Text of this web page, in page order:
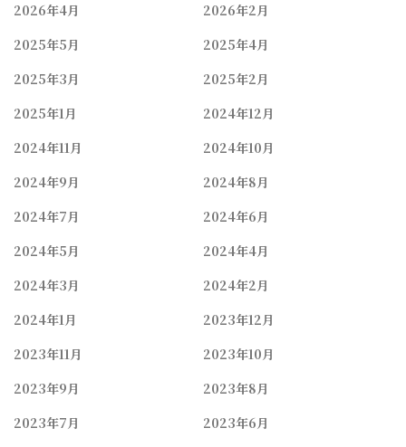
2026年4月
2026年2月
2025年5月
2025年4月
2025年3月
2025年2月
2025年1月
2024年12月
2024年11月
2024年10月
2024年9月
2024年8月
2024年7月
2024年6月
2024年5月
2024年4月
2024年3月
2024年2月
2024年1月
2023年12月
2023年11月
2023年10月
2023年9月
2023年8月
2023年7月
2023年6月